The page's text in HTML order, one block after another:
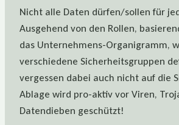
Nicht alle Daten dürfen/sollen für
Ausgehend von den Rollen,
das Unternehmens-Organigramm,
verschiedene Sicherheitsgruppen
vergessen dabei auch nicht auf die
Ablage wird pro-aktiv vor Viren,
Datendieben geschützt!